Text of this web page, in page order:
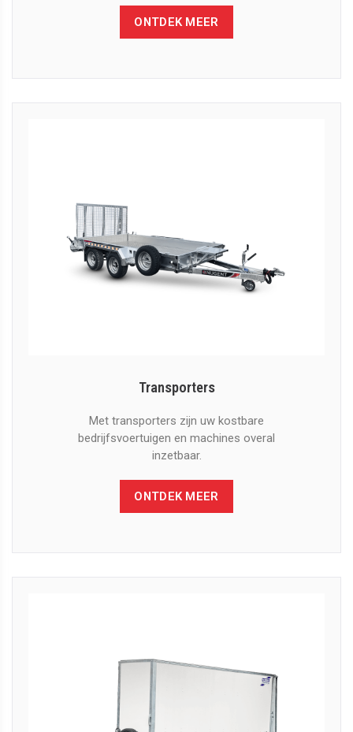
ONTDEK MEER
Transporters
Met transporters zijn uw kostbare
bedrijfsvoertuigen en machines overal
inzetbaar.
ONTDEK MEER